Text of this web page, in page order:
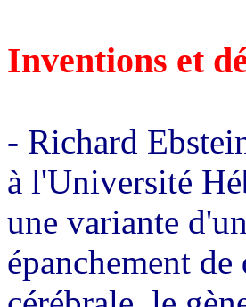
Inventions et
- Richard
à l'Université
une variante
épanchement